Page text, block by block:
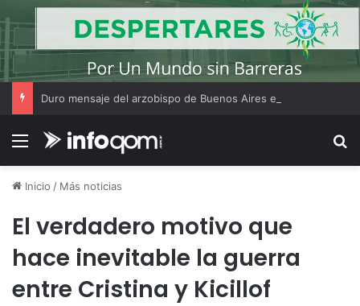
Menú
Inicio / Más noticias
El verdadero motivo que
hace inevitable la guerra
entre Cristina y Kicillof